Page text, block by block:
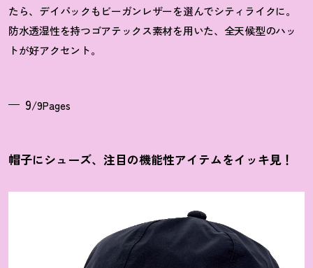
たら、デイパックもビーガンレザーを選んでシティライクに。
防水透湿性を持つゴアテックス素材を用いた、全天候型のハッ
トが好アクセント。
9/9Pages
帽子にシューズ、注目の機能性アイテムをイッキ見 ！